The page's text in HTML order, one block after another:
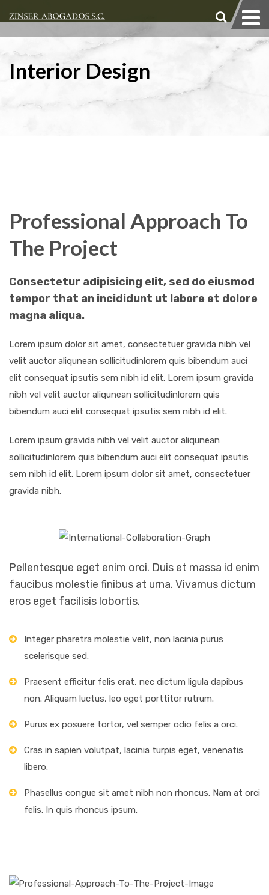
Interior Design
Professional Approach To
The Project
Consectetur adipisicing elit, sed do eiusmod
tempor that an incididunt ut labore et dolore
magna aliqua.
Lorem ipsum dolor sit amet, consectetuer gravida nibh vel
velit auctor aliqunean sollicitudinlorem quis bibendum auci
elit consequat ipsutis sem nibh id elit. Lorem ipsum gravida
nibh vel velit auctor aliqunean sollicitudinlorem quis
bibendum auci elit consequat ipsutis sem nibh id elit.
Lorem ipsum gravida nibh vel velit auctor aliqunean
sollicitudinlorem quis bibendum auci elit consequat ipsutis
sem nibh id elit. Lorem ipsum dolor sit amet, consectetuer
gravida nibh.
Pellentesque eget enim orci. Duis et massa id enim
faucibus molestie finibus at urna. Vivamus dictum
eros eget facilisis lobortis.
Integer pharetra molestie velit, non lacinia purus
scelerisque sed.
Praesent efficitur felis erat, nec dictum ligula dapibus
non. Aliquam luctus, leo eget porttitor rutrum.
Purus ex posuere tortor, vel semper odio felis a orci.
Cras in sapien volutpat, lacinia turpis eget, venenatis
libero.
Phasellus congue sit amet nibh non rhoncus. Nam at orci
felis. In quis rhoncus ipsum.